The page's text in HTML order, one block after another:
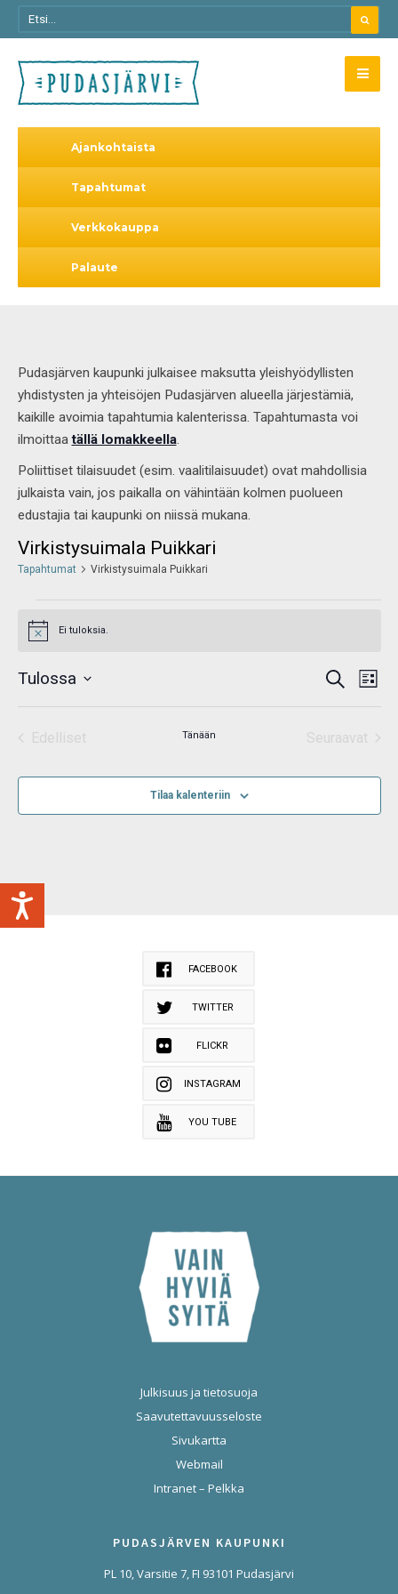
Ajankohtaista
Tapahtumat
Verkkokauppa
Palaute
Pudasjärven kaupunki julkaisee maksutta yleishyödyllisten
yhdistysten ja yhteisöjen Pudasjärven alueella järjestämiä,
kaikille avoimia tapahtumia kalenterissa. Tapahtumasta voi
ilmoittaatällä lomakkeella.
Poliittiset tilaisuudet (esim. vaalitilaisuudet) ovat mahdollisia
julkaista vain, jos paikalla on vähintään kolmen puolueen
edustajia tai kaupunki on niissä mukana.
Virkistysuimala Puikkari
Tapahtumat Virkistysuimala Puikkari
Notice Ei tuloksia.
Tapahtumat
Etsi
Näkymät
Etsi
Listaus
Tulossa
Valitse
päivä.Edelliset
Tänään
Seuraavat
Tilaa kalenteriin
FACEBOOK
TWITTER
FLICKR
INSTAGRAM
YOU TUBE
Julkisuus ja tietosuoja
Saavutettavuusseloste
Sivukartta
Webmail
Intranet – Pelkka
PUDASJÄRVEN KAUPUNKI
PL 10, Varsitie 7, FI 93101 Pudasjärvi